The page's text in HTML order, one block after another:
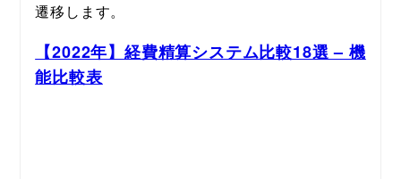
遷移します。
【2022年】経費精算システム比較18選 – 機
能比較表